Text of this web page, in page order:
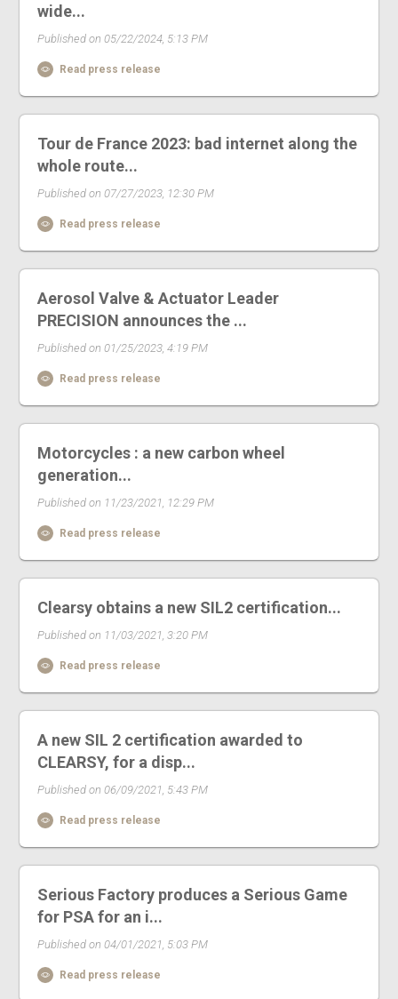
wide...
Published on 05/22/2024, 5:13 PM
Read press release
Tour de France 2023: bad internet along the
whole route...
Published on 07/27/2023, 12:30 PM
Read press release
Aerosol Valve & Actuator Leader
PRECISION announces the ...
Published on 01/25/2023, 4:19 PM
Read press release
Motorcycles : a new carbon wheel
generation...
Published on 11/23/2021, 12:29 PM
Read press release
Clearsy obtains a new SIL2 certification...
Published on 11/03/2021, 3:20 PM
Read press release
A new SIL 2 certification awarded to
CLEARSY, for a disp...
Published on 06/09/2021, 5:43 PM
Read press release
Serious Factory produces a Serious Game
for PSA for an i...
Published on 04/01/2021, 5:03 PM
Read press release